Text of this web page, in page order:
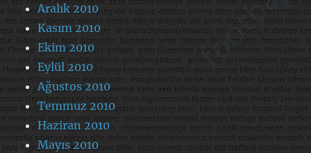
Aralık 2010
Kasım 2010
Ekim 2010
Eylül 2010
Ağustos 2010
Temmuz 2010
Haziran 2010
Mayıs 2010